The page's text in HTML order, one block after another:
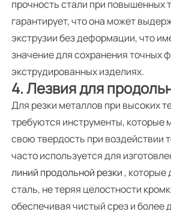
прочность стали при повышенных
гарантирует, что она может
экструзии без деформации, что
значение для сохранения точных
экструдированных изделиях.
4. Лезвия для
Для резки металлов при высоких
требуются инструменты, которые
свою твердость при воздействии
часто используется для
линий продольной резки , которые
сталь, не теряя целостности
обеспечивая чистый срез и более